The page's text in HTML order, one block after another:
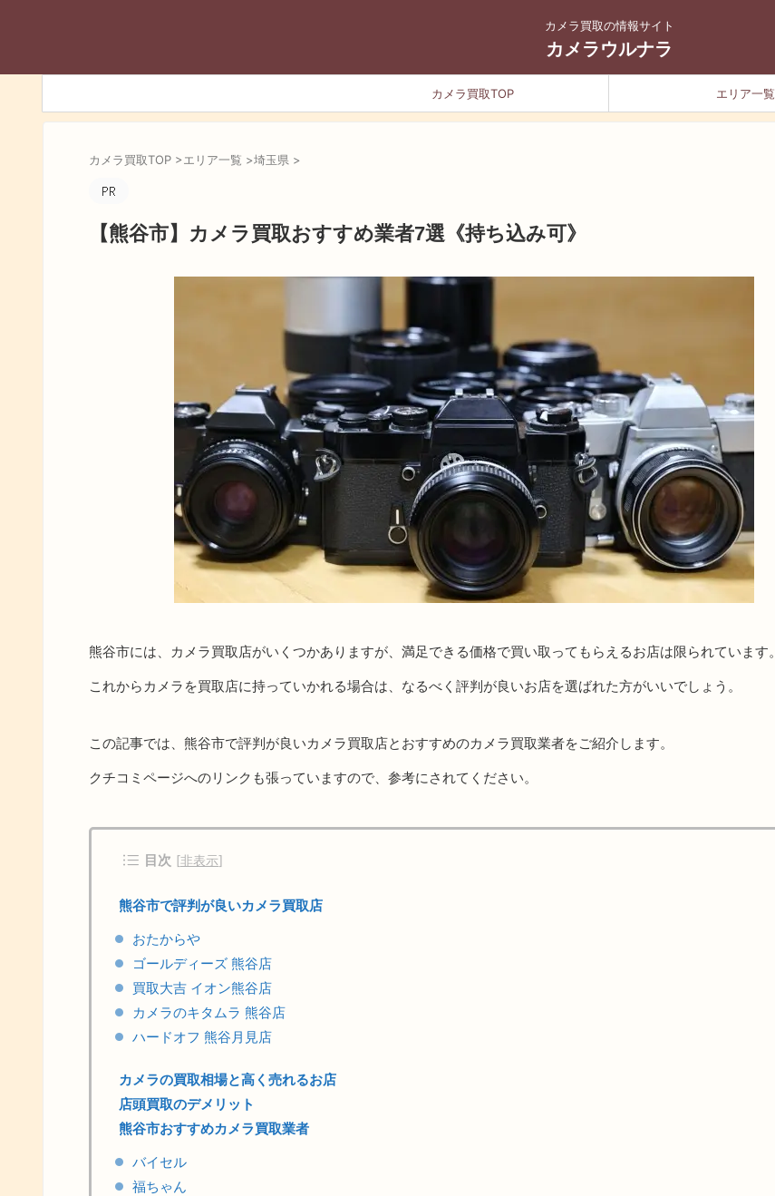
カメラ買取の情報サイト
カメラウルナラ
カメラ買取TOP エリア一覧
カメラ買取TOP >エリア一覧 >埼玉県 >
【熊谷市】カメラ買取おすすめ業者7選《持ち込み可》
熊谷市には、カメラ買取店がいくつかありますが、満足できる価格で買い取ってもらえるお店は限られています。
これからカメラを買取店に持っていかれる場合は、なるべく評判が良いお店を選ばれた方がいいでしょう。
この記事では、熊谷市で評判が良いカメラ買取店とおすすめのカメラ買取業者をご紹介します。
クチコミページへのリンクも張っていますので、参考にされてください。
目次 [非表示]
熊谷市で評判が良いカメラ買取店
おたからや
ゴールディーズ 熊谷店
買取大吉 イオン熊谷店
カメラのキタムラ 熊谷店
ハードオフ 熊谷月見店
カメラの買取相場と高く売れるお店
店頭買取のデメリット
熊谷市おすすめカメラ買取業者
バイセル
福ちゃん